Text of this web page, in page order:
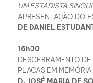
UM ESTADISTA
APRESENTAÇÃO DO
DE DANIEL
16h00
DESCERRAMENTO DE
PLACAS EM MEMÓRIA
D. JOSÉ MARIA DE